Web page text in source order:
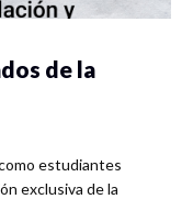
de la
estudiantes
exclusiva de la